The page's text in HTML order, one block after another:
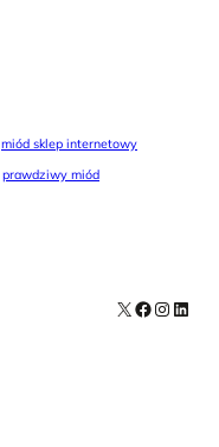
miód sklep internetowy
prawdziwy miód
X Facebook